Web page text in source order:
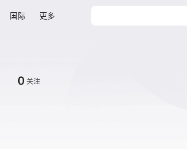
国际 更多
0 关注